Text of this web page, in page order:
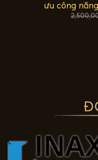
ưu công